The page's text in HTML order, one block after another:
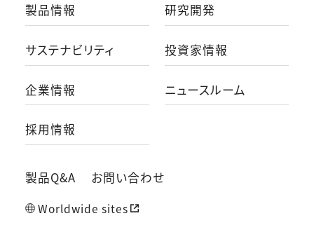
製品情報 研究開発
サステナビリティ 投資家情報
企業情報 ニュースルーム
採用情報
製品Q&A お問い合わせ
Worldwide sites